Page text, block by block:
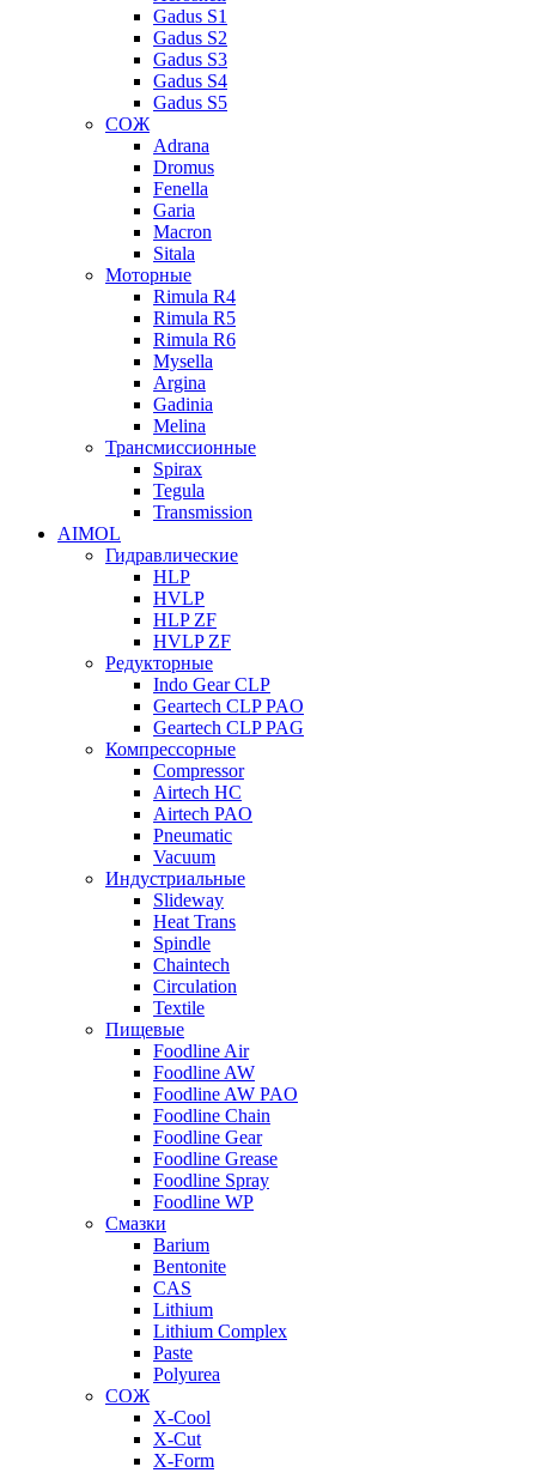
Gadus S1
Gadus S2
Gadus S3
Gadus S4
Gadus S5
СОЖ
Adrana
Dromus
Fenella
Garia
Macron
Sitala
Моторные
Rimula R4
Rimula R5
Rimula R6
Mysella
Argina
Gadinia
Melina
Трансмиссионные
Spirax
Tegula
Transmission
AIMOL
Гидравлические
HLP
HVLP
HLP ZF
HVLP ZF
Редукторные
Indo Gear CLP
Geartech CLP PAO
Geartech CLP PAG
Компрессорные
Compressor
Airtech HC
Airtech PAO
Pneumatic
Vacuum
Индустриальные
Slideway
Heat Trans
Spindle
Chaintech
Circulation
Textile
Пищевые
Foodline Air
Foodline AW
Foodline AW PAO
Foodline Chain
Foodline Gear
Foodline Grease
Foodline Spray
Foodline WP
Смазки
Barium
Bentonite
CAS
Lithium
Lithium Complex
Paste
Polyurea
СОЖ
X-Cool
X-Cut
X-Form